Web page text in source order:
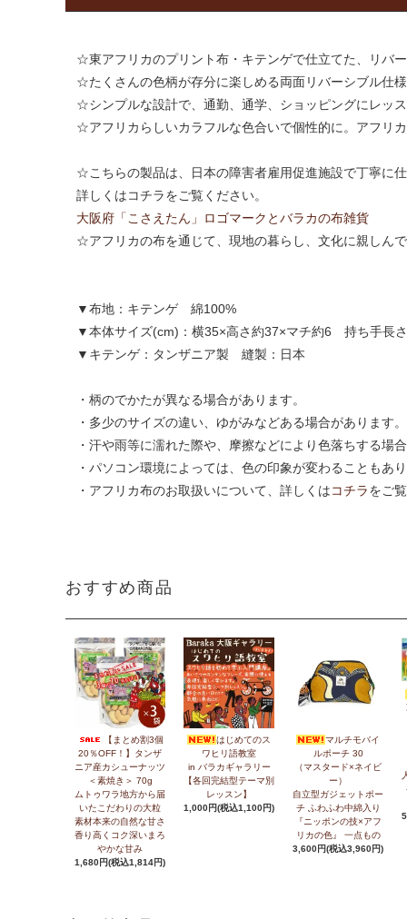
☆東アフリカのプリント布・キテンゲで仕立てた、リバ
☆たくさんの色柄が存分に楽しめる両面リバーシブル仕
☆シンプルな設計で、通勤、通学、ショッピングにレッ
☆アフリカらしいカラフルな色合いで個性的に。アフリ
☆こちらの製品は、日本の障害者雇用促進施設で丁寧に
詳しくはコチラをご覧ください。
大阪府「こさえたん」ロゴマークとバラカの布雑貨
☆アフリカの布を通じて、現地の暮らし、文化に親しん
▼布地：キテンゲ 綿100%
▼本体サイズ(cm)：横35×高さ約37×マチ約6 持ち手長
▼キテンゲ：タンザニア製 縫製：日本
・柄のでかたが異なる場合があります。
・多少のサイズの違い、ゆがみなどある場合があります。
・汗や雨等に濡れた際や、摩擦などにより色落ちする場
・パソコン環境によっては、色の印象が変わることもあ
・アフリカ布のお取扱いについて、詳しくはコチラをご
おすすめ商品
【まとめ割3個
20％OFF！】タンザ
ニア産カシューナッツ
＜素焼き＞ 70g
ムトゥワラ地方から届
いたこだわりの大粒
素材本来の自然な甘さ
香り高くコク深いまろ
やかな甘み
1,680円(税込1,814円)
はじめてのス
ワヒリ語教室
in バラカギャラリー
【各回完結型テーマ別
レッスン】
1,000円(税込1,100円)
マルチモバイ
ルポーチ 30
（マスタード×ネイビ
ー）
自立型ガジェットポー
チ ふわふわ中綿入り
『ニッポンの技×アフ
リカの色』 一点もの
3,600円(税込3,960円)